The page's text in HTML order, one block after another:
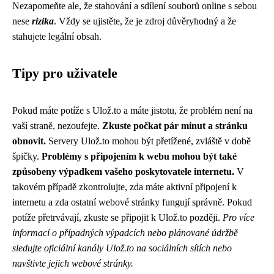
Nezapomeňte ale, že stahování a sdílení souborů online s sebou
nese rizika. Vždy se ujistěte, že je zdroj důvěryhodný a že
stahujete legální obsah.
Tipy pro uživatele
Pokud máte potíže s Ulož.to a máte jistotu, že problém není na
vaší straně, nezoufejte. Zkuste počkat pár minut a stránku
obnovit. Servery Ulož.to mohou být přetížené, zvláště v době
špičky. Problémy s připojením k webu mohou být také
způsobeny výpadkem vašeho poskytovatele internetu. V
takovém případě zkontrolujte, zda máte aktivní připojení k
internetu a zda ostatní webové stránky fungují správně. Pokud
potíže přetrvávají, zkuste se připojit k Ulož.to později. Pro více
informací o případných výpadcích nebo plánované údržbě
sledujte oficiální kanály Ulož.to na sociálních sítích nebo
navštivte jejich webové stránky.